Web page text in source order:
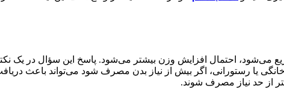
می‌شود، احتمال افزایش وزن بیشتر می‌شود. پاسخ این سؤال در
یا رستورانی، اگر بیش از نیاز بدن مصرف شود می‌تواند باعث
از حد نیاز مصرف شوند.